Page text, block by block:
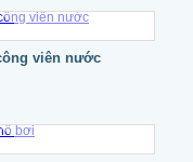
viên nước